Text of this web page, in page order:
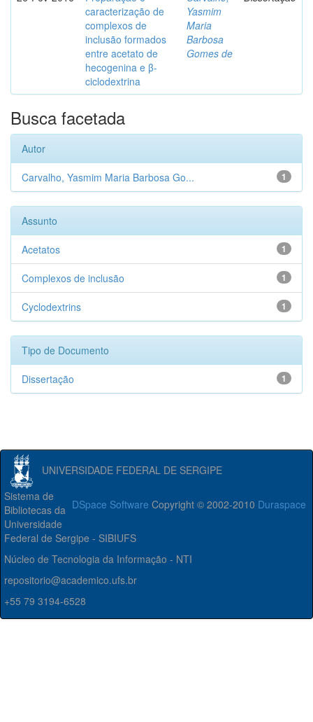
caracterização de
complexos de
inclusão formados
entre acetato de
hecogenina e β-
ciclodextrina
Yasmim
Maria
Barbosa
Gomes de
Busca facetada
Autor
1
Carvalho, Yasmim Maria Barbosa Go...
Assunto
1
Acetatos
1
Complexos de inclusão
1
Cyclodextrins
Tipo de Documento
1
Dissertação
UNIVERSIDADE FEDERAL DE SERGIPE
DSpace Software Copyright © 2002-2010 Duraspace
Sistema de
Bibliotecas da
Universidade
Federal de Sergipe - SIBIUFS
Núcleo de Tecnologia da Informação - NTI
repositorio@academico.ufs.br
+55 79 3194-6528